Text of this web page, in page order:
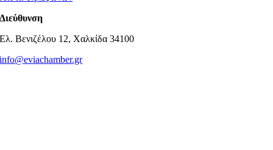
Διεύθυνση
Ελ. Βενιζέλου 12, Χαλκίδα 34100
info@eviachamber.gr